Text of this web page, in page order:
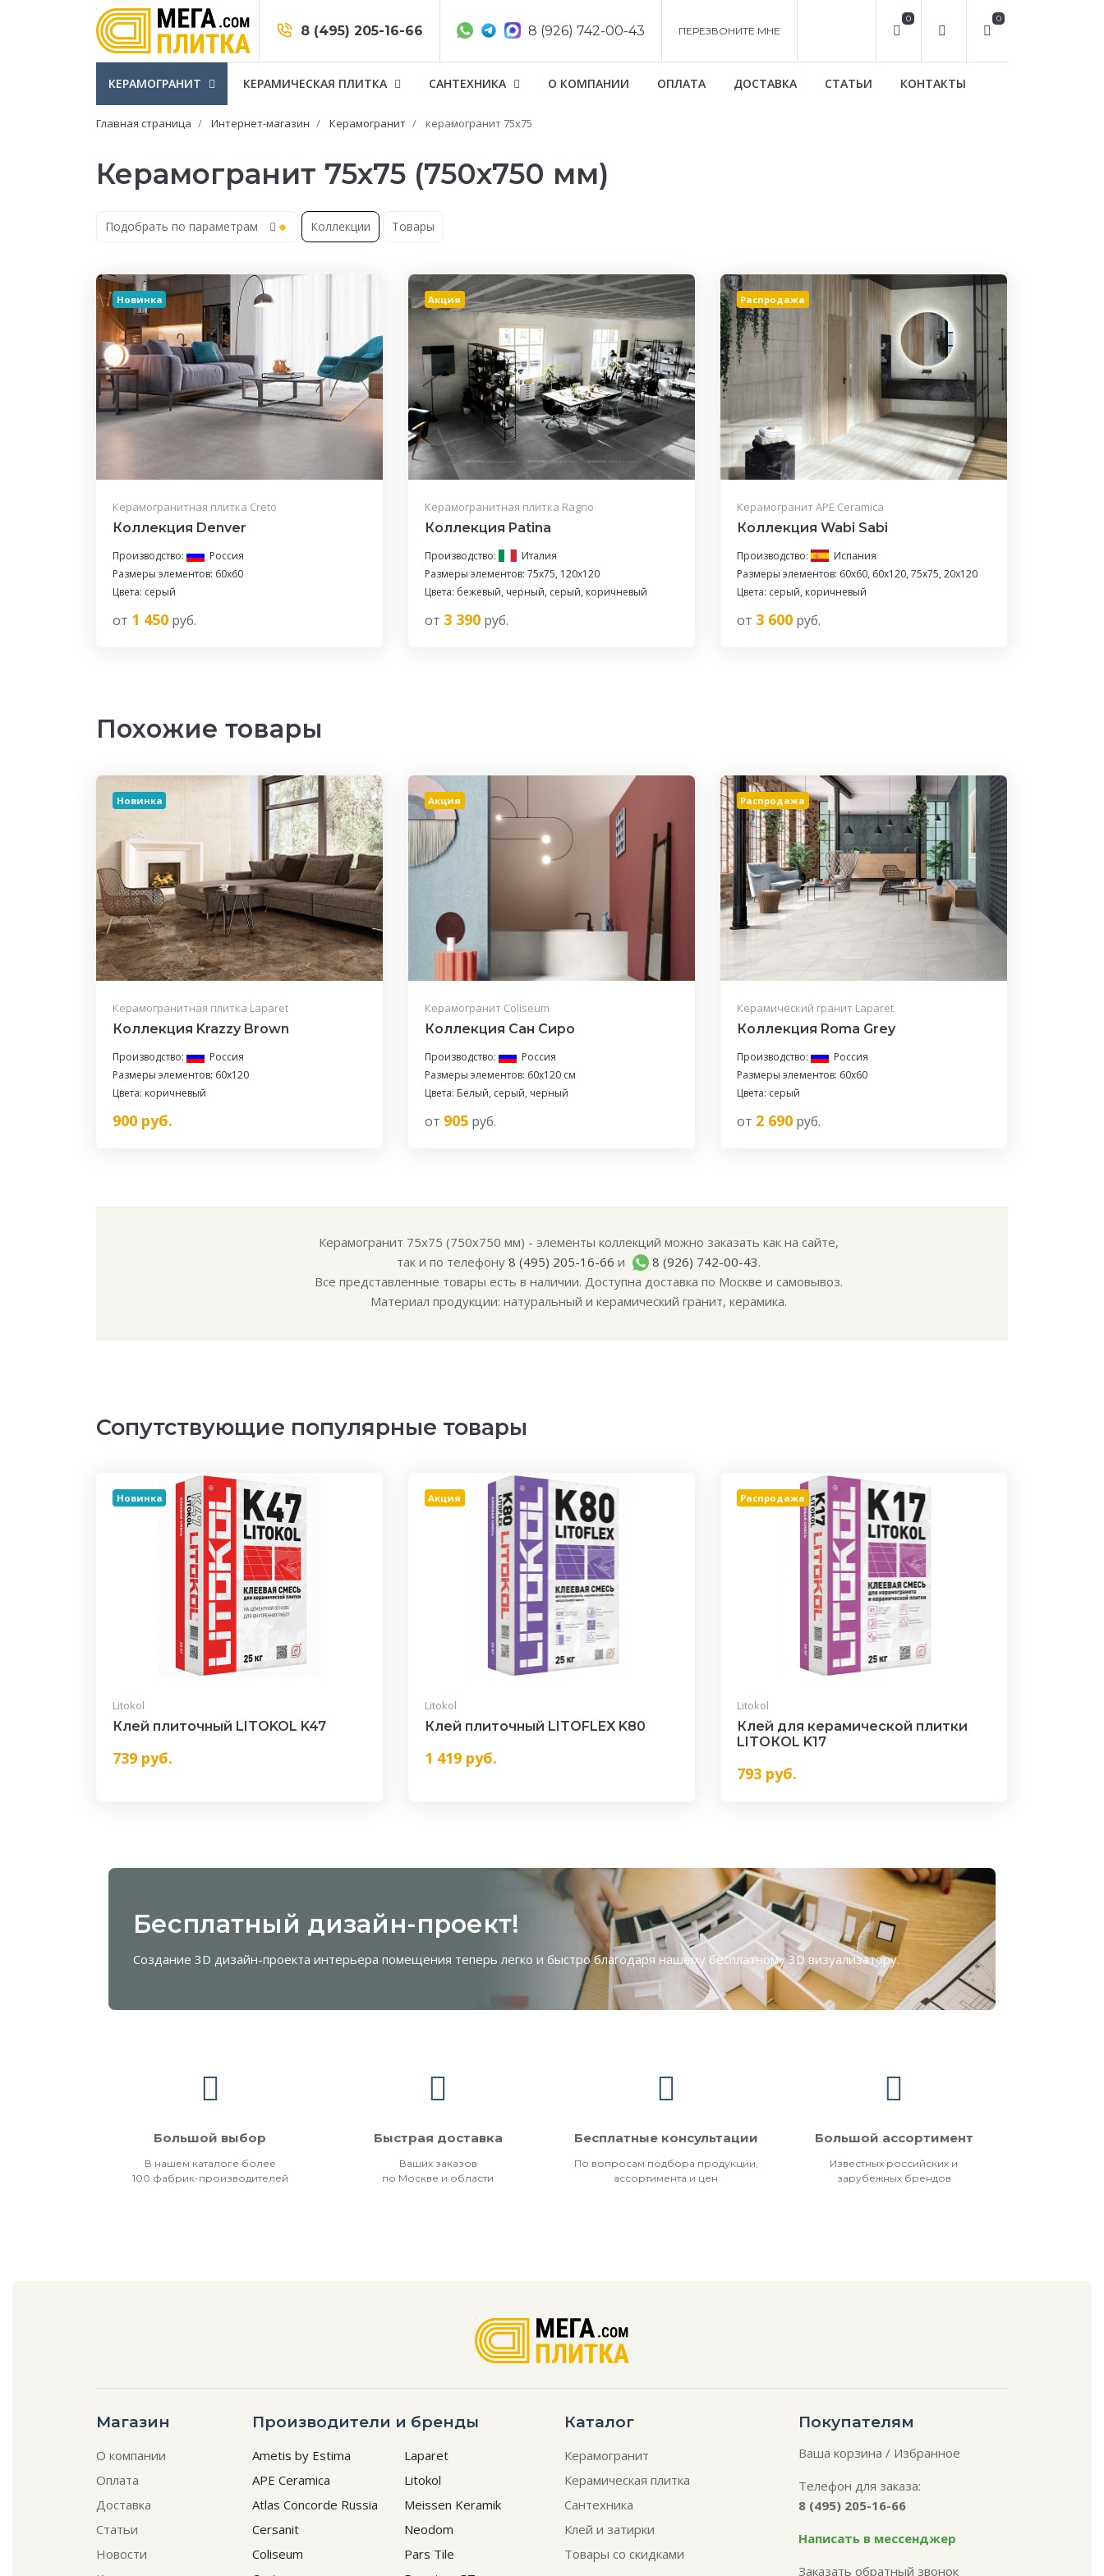
8 (495) 205-16-66 8 (926) 742-00-43 ПЕРЕЗВОНИТЕ МНЕ
0 0
КЕРАМОГРАНИТ КЕРАМИЧЕСКАЯ ПЛИТКА САНТЕХНИКА О КОМПАНИИ ОПЛАТА ДОСТАВКА СТАТЬИ КОНТАКТЫ
Главная страница Интернет-магазин Керамогранит керамогранит 75x75
Керамогранит 75x75 (750x750 мм)
Подобрать по параметрам Коллекции Товары
Новинка
Керамогранитная плитка Creto
Коллекция Denver
Производство:
Россия
Размеры элементов: 60x60
Цвета: серый
от 1 450 руб.
Акция
Керамогранитная плитка Ragno
Коллекция Patina
Производство:
Италия
Размеры элементов: 75x75, 120x120
Цвета: бежевый, черный, серый, коричневый
от 3 390руб.
Распродажа
Керамогранит APE Ceramica
Коллекция Wabi Sabi
Производство:
Испания
Размеры элементов: 60x60, 60x120, 75x75, 20x120
Цвета: серый, коричневый
от 3 600руб.
Похожие товары
Новинка
Керамогранитная плитка Laparet
Коллекция Krazzy Brown
Производство:
Россия
Размеры элементов: 60x120
Цвета: коричневый
900 руб.
Акция
Керамогранит Coliseum
Коллекция Сан Сиро
Производство:
Россия
Размеры элементов: 60x120 см
Цвета: Белый, серый, черный
от 905руб.
Распродажа
Керамический гранит Laparet
Коллекция Roma Grey
Производство:
Россия
Размеры элементов: 60x60
Цвета: серый
от 2 690руб.
Керамогранит 75x75 (750x750 мм) - элементы коллекций можно заказать как на сайте,
так и по телефону 8 (495) 205-16-66 и 8 (926) 742-00-43.
Все представленные товары есть в наличии. Доступна доставка по Москве и самовывоз.
Материал продукции: натуральный и керамический гранит, керамика.
Сопутствующие популярные товары
Новинка
Litokol
Клей плиточный LITOKOL K47
739 руб.
Акция
Litokol
Клей плиточный LITOFLEX K80
1 419руб.
Распродажа
Litokol
Клей для керамической плитки
LITOКOL K17
793руб.
Бесплатный дизайн-проект!
Создание 3D дизайн-проекта интерьера помещения теперь легко и быстро благодаря нашему бесплатному3D визуализатору.
Большой выбор
В нашем каталоге более
100 фабрик-производителей
Быстрая доставка
Ваших заказов
по Москве и области
Бесплатные консультации
По вопросам подбора продукции,
ассортимента и цен
Большой ассортимент
Известных российских и
зарубежных брендов
Магазин
О компании
Оплата
Доставка
Статьи
Новости
Производители и бренды
Ametis by Estima
APE Ceramica
Atlas Concorde Russia
Cersanit
Coliseum
Laparet
Litokol
Meissen Keramik
Neodom
Pars Tile
Каталог
Керамогранит
Керамическая плитка
Сантехника
Клей и затирки
Товары со скидками
Покупателям
Ваша корзина / Избранное
Телефон для заказа:
8 (495) 205-16-66
Написать в мессенджер
Заказать обратный звонок